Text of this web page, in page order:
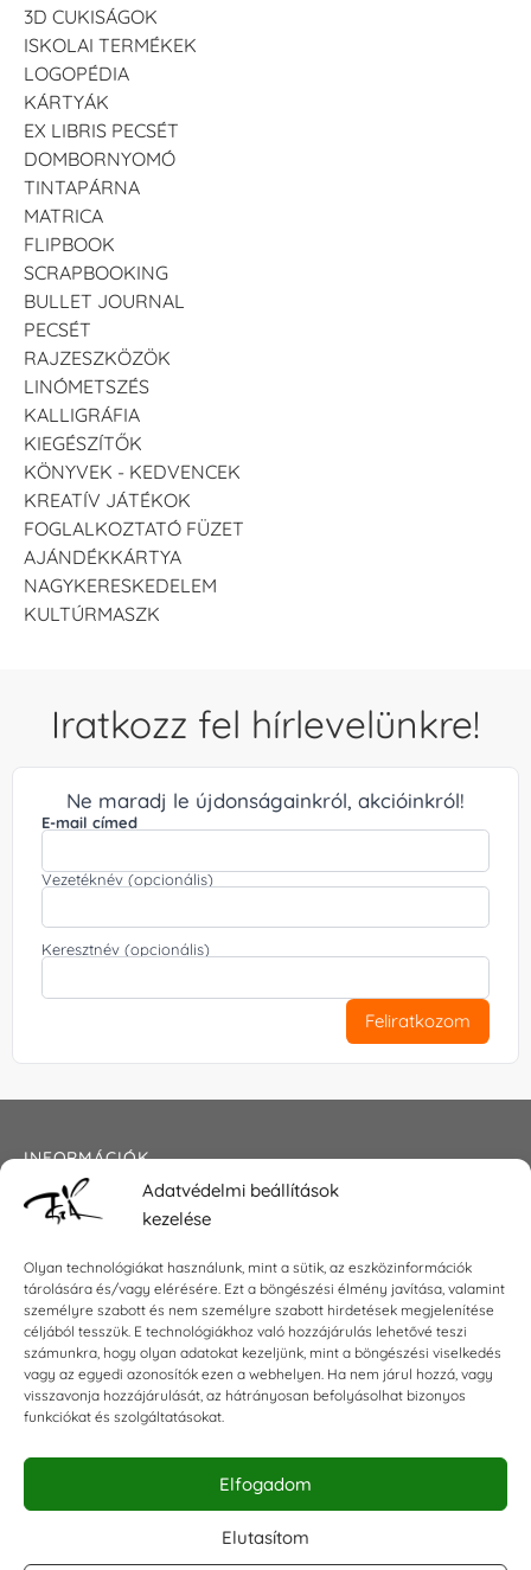
Adatvédelmi beállítások
kezelése
Olyan technológiákat használunk, mint a sütik, az eszközinformációk
tárolására és/vagy elérésére. Ezt a böngészési élmény javítása, valamint
személyre szabott és nem személyre szabott hirdetések megjelenítése
céljából tesszük. E technológiákhoz való hozzájárulás lehetővé teszi
számunkra, hogy olyan adatokat kezeljünk, mint a böngészési viselkedés
vagy az egyedi azonosítók ezen a webhelyen. Ha nem járul hozzá, vagy
visszavonja hozzájárulását, az hátrányosan befolyásolhat bizonyos
funkciókat és szolgáltatásokat.
Elfogadom
Elutasítom
3D CUKISÁGOK
ISKOLAI TERMÉKEK
LOGOPÉDIA
KÁRTYÁK
EX LIBRIS PECSÉT
DOMBORNYOMÓ
TINTAPÁRNA
MATRICA
FLIPBOOK
SCRAPBOOKING
BULLET JOURNAL
PECSÉT
RAJZESZKÖZÖK
LINÓMETSZÉS
KALLIGRÁFIA
KIEGÉSZÍTŐK
KÖNYVEK - KEDVENCEK
KREATÍV JÁTÉKOK
FOGLALKOZTATÓ FÜZET
AJÁNDÉKKÁRTYA
NAGYKERESKEDELEM
KULTÚRMASZK
Iratkozz fel hírlevelünkre!
Ne maradj le újdonságainkról, akcióinkról!
E-mail címed
Vezetéknév (opcionális)
Keresztnév (opcionális)
Feliratkozom
INFORMÁCIÓK
Általános szerződési feltételek
Impresszum
KAPCSOLAT
E-mail:shop@torokszilvi.com
Telefon: +36 30 6767872
KÖZÖSSÉGI